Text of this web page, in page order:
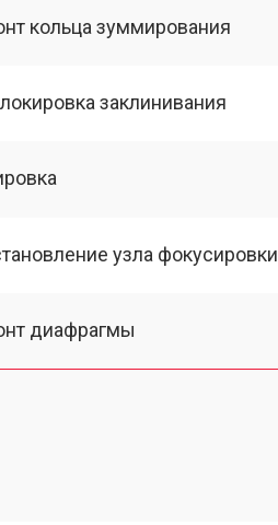
кольца зуммирования
заклинивания
узла фокусировки
диафрагмы